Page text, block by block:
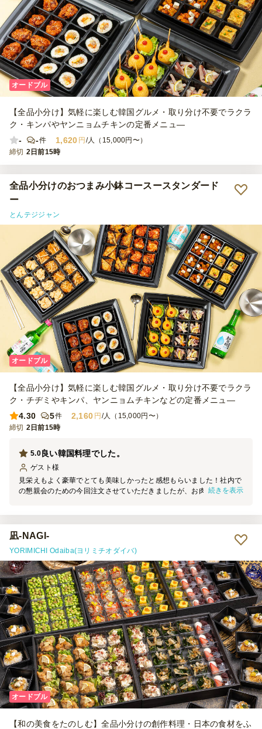
オードブル
【全品小分け】気軽に楽しむ韓国グルメ・取り分け不要でラクラ
ク・キンパやヤンニョムチキンの定番メニュ―
-
-件 1,620 円/人（15,000円〜）
締切 2日前15時
全品小分けのおつまみ小鉢コースースタンダード
ー
とんテジジャン
オードブル
【全品小分け】気軽に楽しむ韓国グルメ・取り分け不要でラクラ
ク・チヂミやキンパ、ヤンニョムチキンなどの定番メニュ―
4.30
5件 2,160 円/人（15,000円〜）
締切 2日前15時
良い韓国料理でした。
5.0
ゲスト 様
見栄えもよく豪華でとても美味しかったと感想もらいました！社内で
の懇親会のための今回注文させていただきましたが、お肉もお魚もお
続きを表示
凪-NAGI-
YORIMICHI Odaiba(ヨリミチオダイバ)
オードブル
【和の美食をたのしむ】全品小分けの創作料理・日本の食材をふ